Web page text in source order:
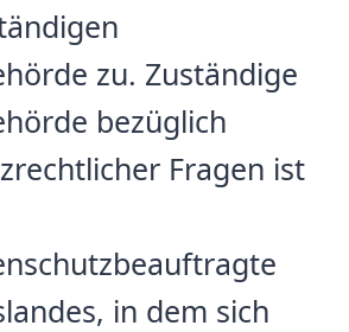
zu. Zuständige
bezüglich
Fragen ist
in dem sich